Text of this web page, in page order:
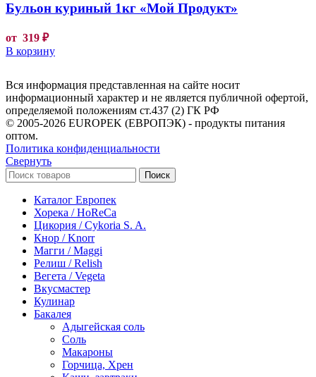
Бульон куриный 1кг «Мой Продукт»
от 319 ₽
В корзину
Вся информация представленная на сайте носит
информационный характер и не является публичной офертой,
определяемой положениям ст.437 (2) ГК РФ
© 2005-2026 EUROPEK (ЕВРОПЭК) - продукты питания
оптом.
Политика конфиденциальности
Свернуть
Поиск
Каталог Европек
Хорека / HoReCa
Цикория / Cykoria S. A.
Кнор / Knorr
Магги / Maggi
Релиш / Relish
Вегета / Vegeta
Вкусмастер
Кулинар
Бакалея
Адыгейская соль
Соль
Макароны
Горчица, Хрен